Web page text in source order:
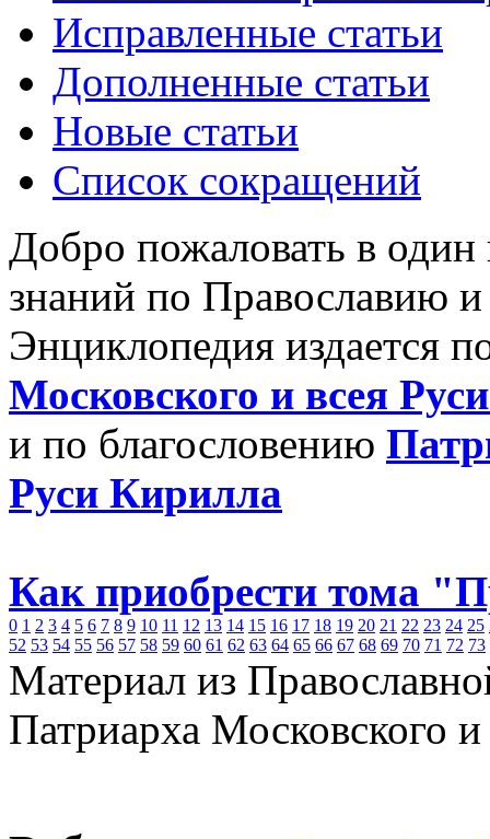
Исправленные статьи
Дополненные статьи
Новые статьи
Список сокращений
Добро пожаловать в
знаний по Православию
Энциклопедия издается
Московского и всея
и по благословению
Руси Кирилла
Как приобрести тома
0 1 2 3 4 5 6 7 8 9 10 11 12 13 14 15 16 17 18 19 20 21 22 23 24 25
52 53 54 55 56 57 58 59 60 61 62 63 64 65 66 67 68 69 70 71 72 73
Материал из
Патриарха Московского